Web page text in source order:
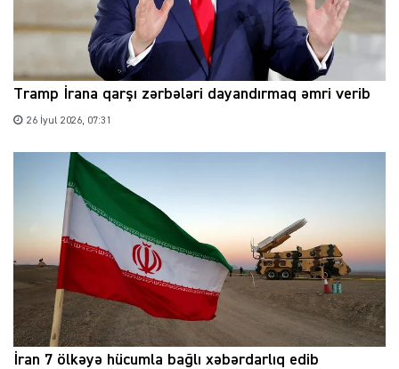
Tramp İrana qarşı zərbələri dayandırmaq əmri verib
26 İyul 2026, 07:31
İran 7 ölkəyə hücumla bağlı xəbərdarlıq edib